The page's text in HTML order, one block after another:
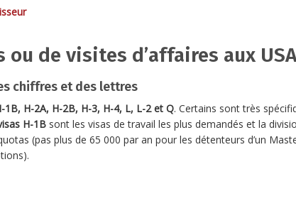
de visites d’affaires aux USA
chiffres et des lettres
1B, H-2A, H-2B, H-3, H-4, L, L-2 et Q. Certains sont très
H-1B sont les visas de travail les plus demandés et la
(pas plus de 65 000 par an pour les détenteurs d’un